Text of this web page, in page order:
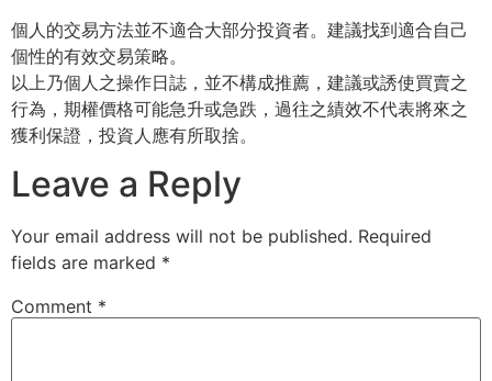
個人的交易方法並不適合大部分投資者。建議找到適合自己
個性的有效交易策略。
以上乃個人之操作日誌，並不構成推薦，建議或誘使買賣之
行為，期權價格可能急升或急跌，過往之績效不代表將來之
獲利保證，投資人應有所取捨。
Leave a Reply
Your email address will not be published. Required
fields are marked *
Comment *